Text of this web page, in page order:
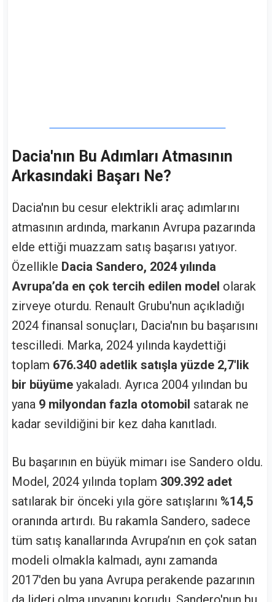
Dacia'nın Bu Adımları Atmasının
Arkasındaki Başarı Ne?
Dacia'nın bu cesur elektrikli araç adımlarını
atmasının ardında, markanın Avrupa pazarında
elde ettiği muazzam satış başarısı yatıyor.
Özellikle Dacia Sandero, 2024 yılında
Avrupa’da en çok tercih edilen model olarak
zirveye oturdu. Renault Grubu'nun açıkladığı
2024 finansal sonuçları, Dacia'nın bu başarısını
tescilledi. Marka, 2024 yılında kaydettiği
toplam 676.340 adetlik satışla yüzde 2,7'lik
bir büyüme yakaladı. Ayrıca 2004 yılından bu
yana 9 milyondan fazla otomobil satarak ne
kadar sevildiğini bir kez daha kanıtladı.
Bu başarının en büyük mimarı ise Sandero oldu.
Model, 2024 yılında toplam 309.392 adet
satılarak bir önceki yıla göre satışlarını %14,5
oranında artırdı. Bu rakamla Sandero, sadece
tüm satış kanallarında Avrupa’nın en çok satan
modeli olmakla kalmadı, aynı zamanda
2017'den bu yana Avrupa perakende pazarının